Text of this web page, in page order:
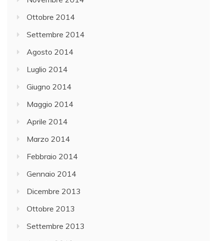
Ottobre 2014
Settembre 2014
Agosto 2014
Luglio 2014
Giugno 2014
Maggio 2014
Aprile 2014
Marzo 2014
Febbraio 2014
Gennaio 2014
Dicembre 2013
Ottobre 2013
Settembre 2013